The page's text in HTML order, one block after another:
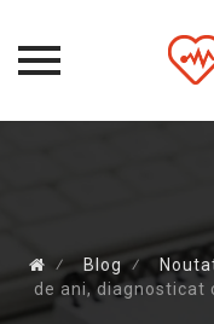
⁄ Blog⁄
de ani, diagnosticat